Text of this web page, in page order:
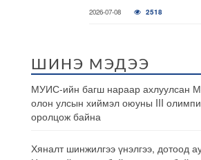
2026-07-08 2518
ШИНЭ МЭДЭЭ
МУИС-ийн багш нараар ахлуулсан
олон улсын хиймэл оюуны III
оролцож байна
Хяналт шинжилгээ үнэлгээ, дотоод